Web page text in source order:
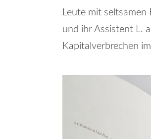
Leute mit
und ihr Assistent L.
Kapitalverbrechen